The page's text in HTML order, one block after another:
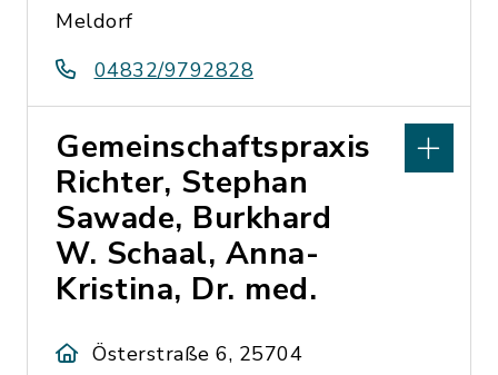
Meldorf
04832/9792828
Gemeinschaftspraxis
Richter, Stephan
Sawade, Burkhard
W. Schaal, Anna-
Kristina, Dr. med.
Österstraße 6, 25704